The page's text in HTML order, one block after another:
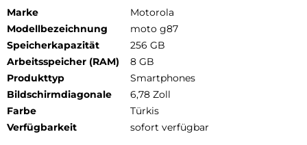
Marke
Motorola
Modellbezeichnung
moto g87
Speicherkapazität
256 GB
Arbeitsspeicher (RAM)
8 GB
Produkttyp
Smartphones
Bildschirmdiagonale
6,78 Zoll
Farbe
Türkis
Verfügbarkeit
sofort verfügbar